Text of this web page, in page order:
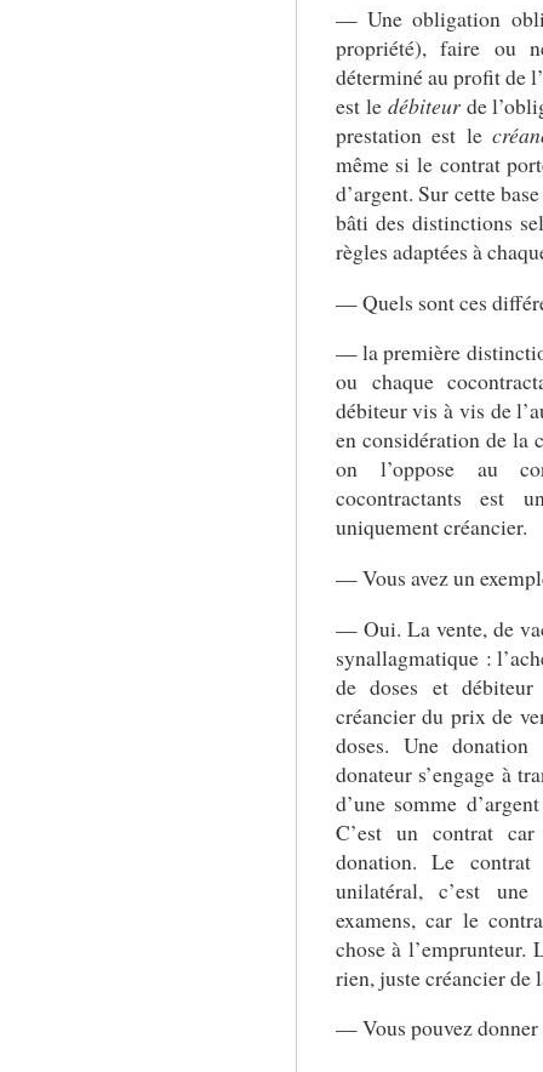
— Une obligation
propriété), faire ou
déterminé au profit de
est le débiteurde
prestation est le
même si le contrat
d’argent. Sur cette
bâti des distinctions
règles adaptées à
— Quels sont ces
— la première
ou chaque
débiteur vis à vis de
en considération de la
on l’oppose au
cocontractants est
uniquement créancier.
— Vous avez un
— Oui. La vente, de
synallagmatique :
de doses et
créancier du prix de
doses. Une
donateur s’engage à
d’une somme
C’est un contrat
donation. Le
unilatéral, c’est
examens, car le
chose à l’emprunteur.
rien, juste créancier de
— Vous pouvez